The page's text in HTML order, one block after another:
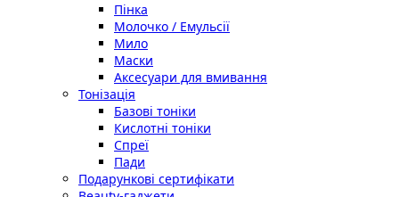
Пінка
Молочко / Емульсії
Мило
Маски
Аксесуари для вмивання
Тонізація
Базові тоніки
Кислотні тоніки
Спреї
Пади
Подарункові сертифікати